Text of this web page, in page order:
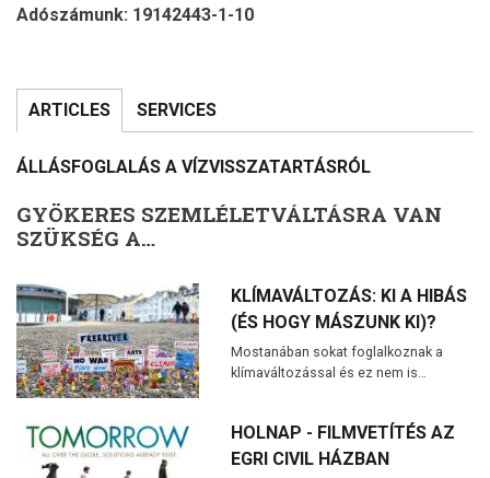
Adószámunk: 19142443-1-10
ARTICLES SERVICES
ÁLLÁSFOGLALÁS A VÍZVISSZATARTÁSRÓL
GYÖKERES SZEMLÉLETVÁLTÁSRA VAN
SZÜKSÉG A…
KLÍMAVÁLTOZÁS: KI A HIBÁS
(ÉS HOGY MÁSZUNK KI)?
Mostanában sokat foglalkoznak a
klímaváltozással és ez nem is…
HOLNAP - FILMVETÍTÉS AZ
EGRI CIVIL HÁZBAN